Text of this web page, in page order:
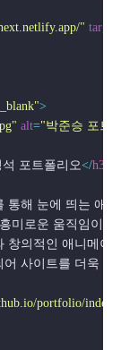
" target
>
alt="박준승 포트
포트폴리오</h3
드를 통해 눈에 띄
과 흥미로운 움직
자인과 창의적인 애
용되어 사이트를 더
portfolio/